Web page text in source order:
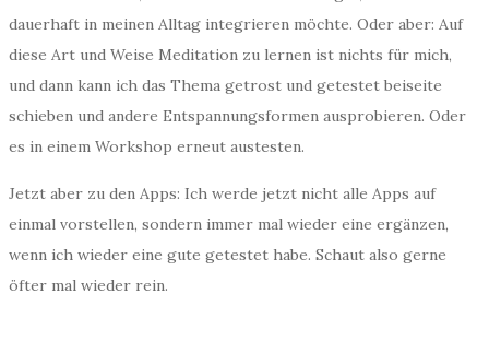
dauerhaft in meinen Alltag integrieren möchte. Oder aber: Auf
diese Art und Weise Meditation zu lernen ist nichts für mich,
und dann kann ich das Thema getrost und getestet beiseite
schieben und andere Entspannungsformen ausprobieren. Oder
es in einem Workshop erneut austesten.
Jetzt aber zu den Apps: Ich werde jetzt nicht alle Apps auf
einmal vorstellen, sondern immer mal wieder eine ergänzen,
wenn ich wieder eine gute getestet habe. Schaut also gerne
öfter mal wieder rein.